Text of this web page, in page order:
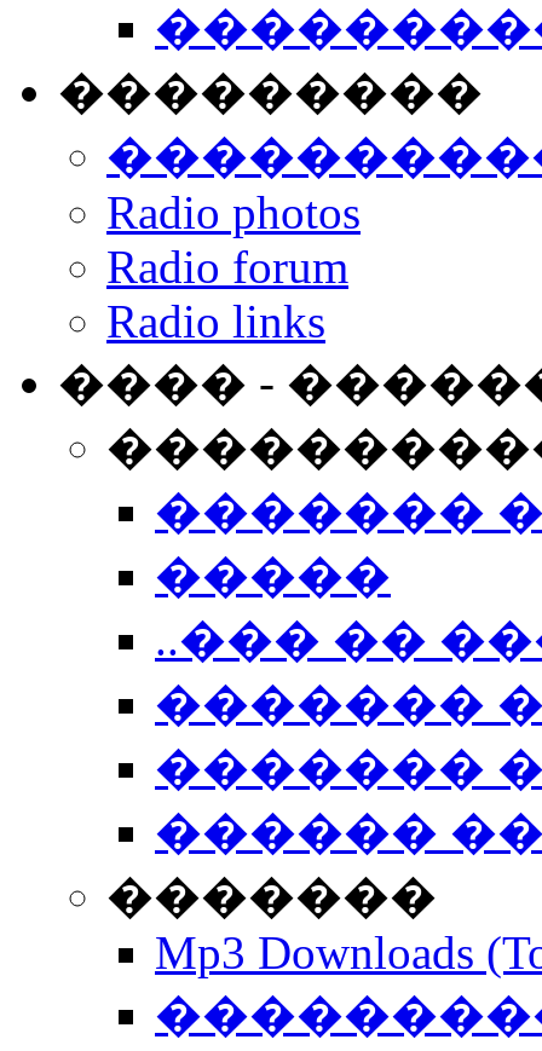
���������
Radio photos
Radio forum
Radio links
���� -
�������
�����
..��� ��
�������
�������
������
�������
Mp3 Downloads